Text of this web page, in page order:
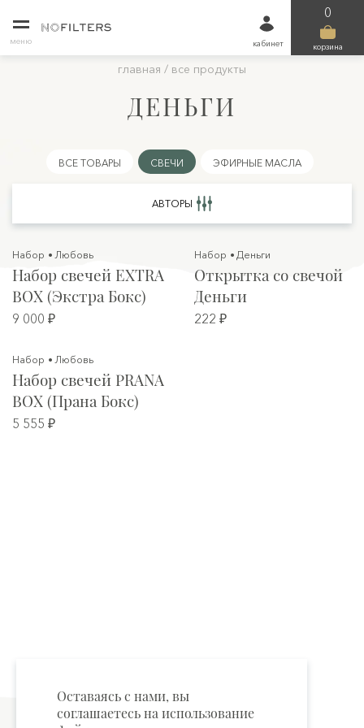
меню кабинет
0
корзина
главная / все продукты
ДЕНЬГИ
ВСЕ ТОВАРЫ СВЕЧИ ЭФИРНЫЕ МАСЛА
АВТОРЫ
Набор Любовь
Набор свечей EXTRA
BOX (Экстра Бокс)
9 000 ₽
Набор Деньги
Открытка со свечой
Деньги
222 ₽
Набор Любовь
Набор свечей PRANA
BOX (Прана Бокс)
5 555 ₽
Оставаясь с нами, вы
соглашаетесь на использование